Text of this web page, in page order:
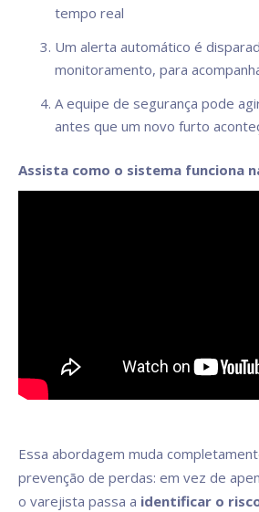
tempo real
Um alerta automático é
monitoramento, para
A equipe de segurança pode
antes que um novo furto
Assista como o sistema funciona
Essa abordagem muda
prevenção de perdas: em vez de
o varejista passa a identificar o